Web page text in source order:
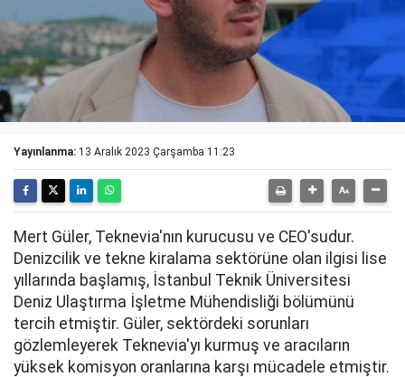
Yayınlanma: 13 Aralık 2023 Çarşamba 11:23
Mert Güler, Teknevia'nın kurucusu ve CEO'sudur.
Denizcilik ve tekne kiralama sektörüne olan ilgisi lise
yıllarında başlamış, İstanbul Teknik Üniversitesi
Deniz Ulaştırma İşletme Mühendisliği bölümünü
tercih etmiştir. Güler, sektördeki sorunları
gözlemleyerek Teknevia'yı kurmuş ve aracıların
yüksek komisyon oranlarına karşı mücadele etmiştir.